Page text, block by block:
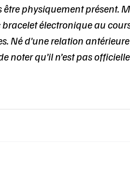
physiquement présent.
électronique au
Né d'une relation
noter qu’il n’est pas